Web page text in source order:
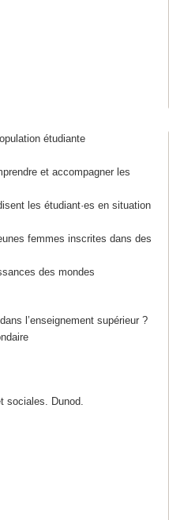
étudiante
et accompagner les
les étudiant·es en situation
femmes inscrites dans des
des mondes
l’enseignement supérieur ?
sociales. Dunod.